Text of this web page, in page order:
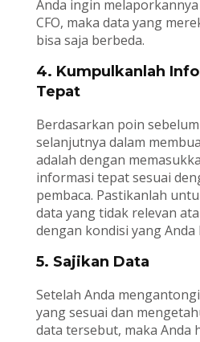
Anda ingin
CFO, maka data yang
bisa saja berbeda.
4. Kumpulkanlah
Tepat
Berdasarkan poin
selanjutnya dalam
adalah dengan
informasi tepat sesuai
pembaca. Pastikanlah
data yang tidak relevan
dengan kondisi yang Anda
5. Sajikan Data
Setelah Anda
yang sesuai dan
data tersebut, maka Anda